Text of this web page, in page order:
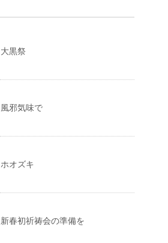
大黒祭
風邪気味で
ホオズキ
新春初祈祷会の準備を